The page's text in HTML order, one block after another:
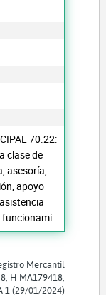
70.22:
clase de
asesoría,
apoyo
funcionami
Mercantil
H MA179418,
1 (29/01/2024)